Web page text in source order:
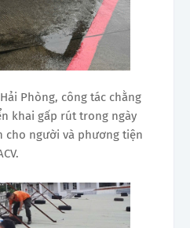
Hải Phòng, công tác chằng
khai gấp rút trong ngày
cho người và phương tiện